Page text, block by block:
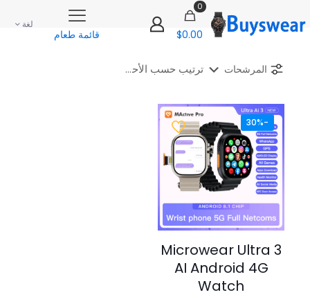
0
$0.00 قائمة طعام
لغة
المرشحات
-30%
Microwear Ultra 3
AI Android 4G
Watch